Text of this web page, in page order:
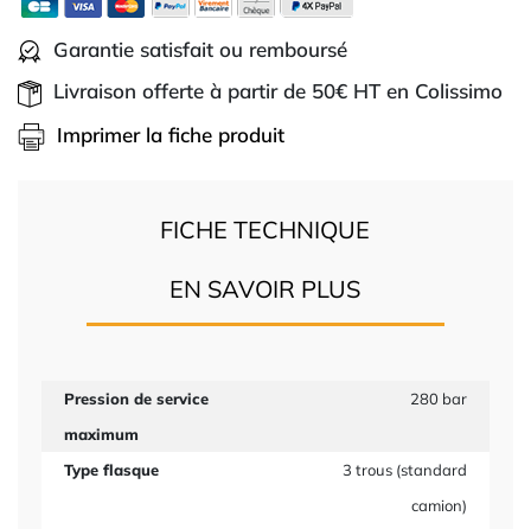
Garantie satisfait ou remboursé
Livraison offerte à partir de 50€ HT en Colissimo
Imprimer la fiche produit
FICHE TECHNIQUE
EN SAVOIR PLUS
Pression de service
maximum
280 bar
Type flasque
3 trous (standard
camion)